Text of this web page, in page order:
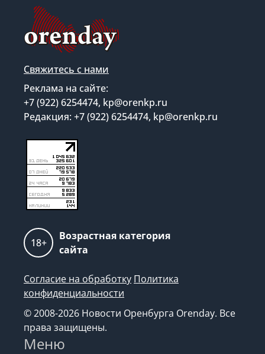
Свяжитесь с нами
Реклама на сайте:
+7 (922) 6254474, kp@orenkp.ru
Редакция: +7 (922) 6254474, kp@orenkp.ru
18+
Возрастная категория
сайта
Согласие на обработку Политика
конфиденциальности
© 2008-2026 Новости Оренбурга Orenday. Все
права защищены.
Меню